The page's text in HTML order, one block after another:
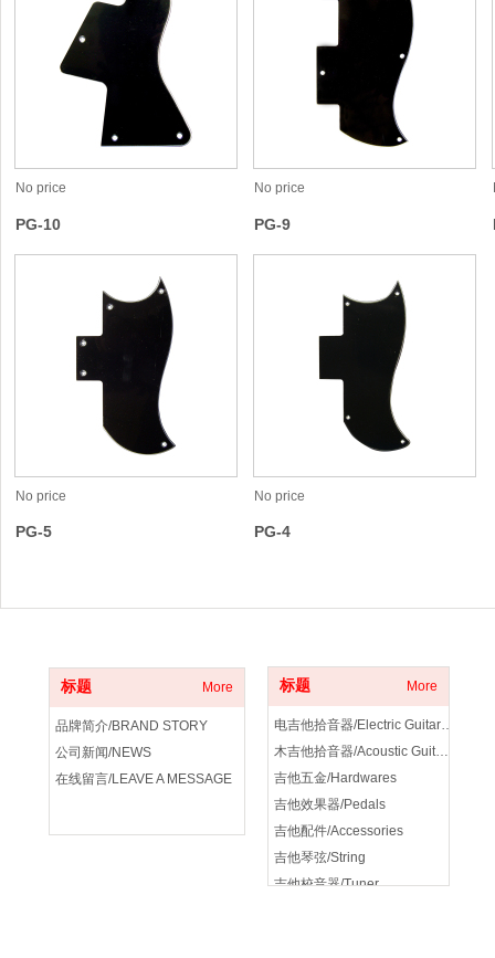
No price
PG-10
No price
PG-9
No price
PG-5
No price
PG-4
标题 More
品牌简介/BRAND STORY
公司新闻/NEWS
在线留言/LEAVE A MESSAGE
标题 More
电吉他拾音器/Electric Guitar Pickup
木吉他拾音器/Acoustic Guitar Pickup
吉他五金/Hardwares
吉他效果器/Pedals
吉他配件/Accessories
吉他琴弦/String
吉他校音器/Tuner